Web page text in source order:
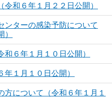
和６年１月２２日公開）
ンターの感染予防について
）
６年１月１０日公開）
年１月１０日公開）
について（令和６年１月１